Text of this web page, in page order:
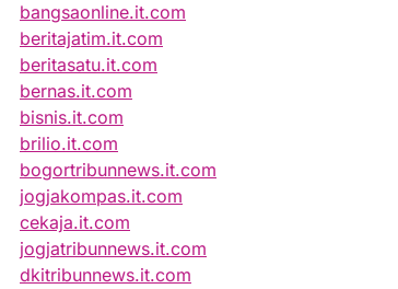
bangsaonline.it.com
beritajatim.it.com
beritasatu.it.com
bernas.it.com
bisnis.it.com
brilio.it.com
bogortribunnews.it.com
jogjakompas.it.com
cekaja.it.com
jogjatribunnews.it.com
dkitribunnews.it.com